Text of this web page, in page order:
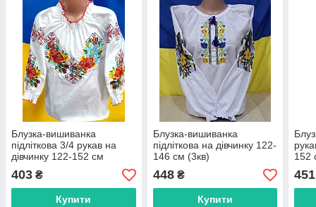
Блузка-вишиванка
підліткова 3/4 рукав на
дівчинку 122-152 см
"VYSHYVANKA" недорого
від прямого
постачальника
403 ₴
Купити
Блузка-вишиванка
підліткова на дівчинку 122-
146 см (3кв)
"VYSHYVANKA" недорого
від прямого
постачальника
448₴
Купити
152
451